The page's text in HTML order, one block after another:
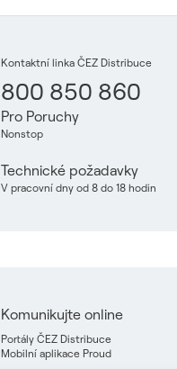
Kontaktní linka ČEZ Distribuce
800 850 860
Pro Poruchy
Nonstop
Technické požadavky
V pracovní dny od 8 do 18 hodin
Komunikujte online
Portály ČEZ Distribuce
Mobilní aplikace Proud